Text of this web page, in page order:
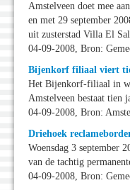
Amstelveen doet mee
en met 29 september
uit zusterstad Villa El
04-09-2008, Bron:
Bijenkorf filiaal viert
Het Bijenkorf-filiaal in
Amstelveen bestaat tien
04-09-2008, Bron:
Driehoek
Woensdag 3 september
van de tachtig
04-09-2008, Bron: